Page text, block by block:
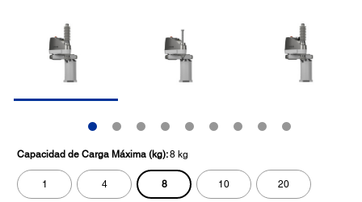
Capacidad de Carga Máxima (kg):8 kg
1 4 8 10 20